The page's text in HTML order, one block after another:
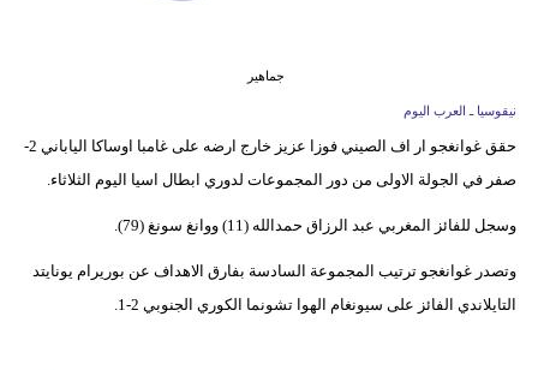
أزياء
وتكنولوجيا
جماهير
نيقوسيا ـ العرب اليوم
حقق غوانغجو ار اف الصيني فوزا عزيز خارج ارضه على غامبا اوساكا الياباني 2-
صفر في الجولة الاولى من دور المجموعات لدوري ابطال اسيا اليوم الثلاثاء.
وسجل للفائز المغربي عبد الرزاق حمدالله (11) ووانغ سونغ (79).
وتصدر غوانغجو ترتيب المجموعة السادسة بفارق الاهداف عن بوريرام يونايتد
التايلاندي الفائز على سيونغام الهوا تشونما الكوري الجنوبي 2-1.